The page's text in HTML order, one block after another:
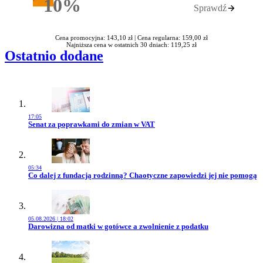
10%Rabatu Sprawdź
Cena promocyjna: 143,10 zł | Cena regularna: 159,00 zł
Najniższa cena w ostatnich 30 dniach: 119,25 zł
Ostatnio dodane
17:05
Przejdź do artykułu:
Senat za poprawkami do zmian w VAT
05:34
Przejdź do artykułu:
Co dalej z fundacją rodzinną? Chaotyczne zapowiedzi jej nie pomogą
05.08.2026 | 18:02
Przejdź do artykułu:
Darowizna od matki w gotówce a zwolnienie z podatku